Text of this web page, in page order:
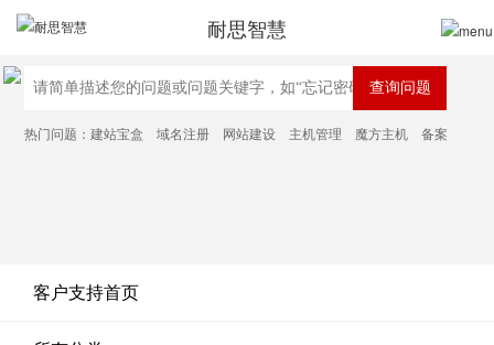
耐思智慧
热门问题：建站宝盒 域名注册 网站建设 主机管理 魔方主机 备案
客户支持首页